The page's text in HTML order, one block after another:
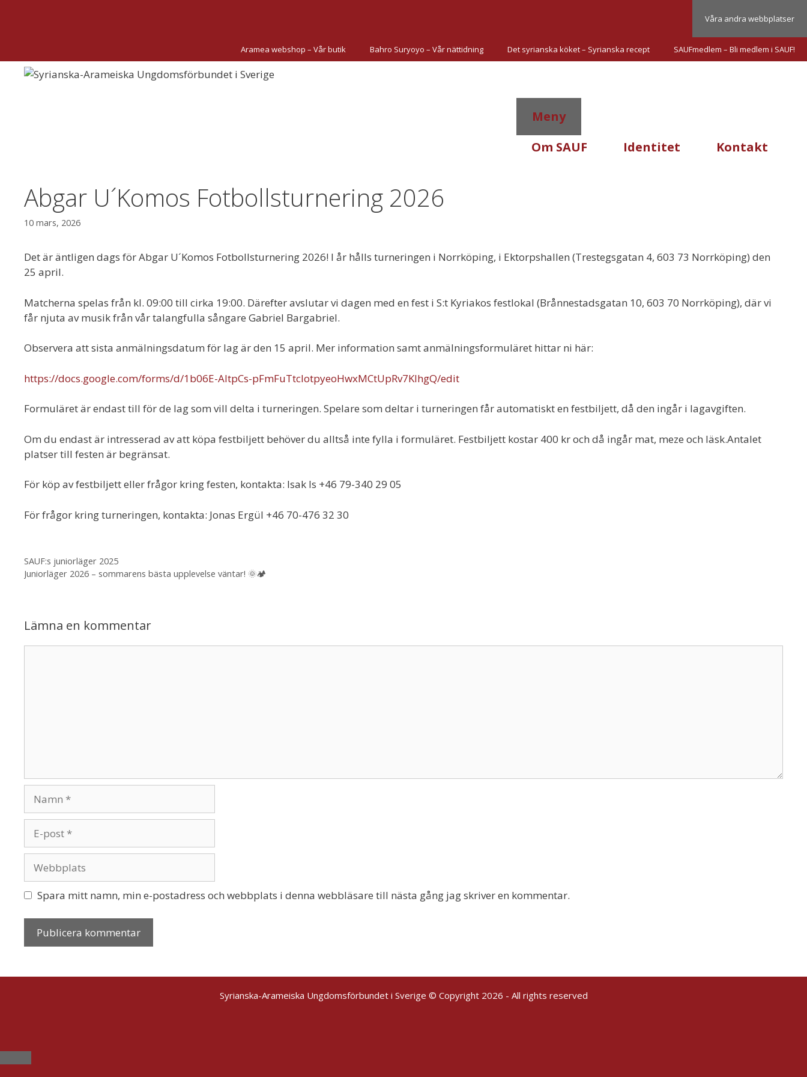
Våra andra webbplatser
Aramea webshop – Vår butik Bahro Suryoyo – Vår nättidning Det syrianska köket – Syrianska recept SAUFmedlem – Bli medlem i SAUF!
Meny
Om SAUF
Identitet Kontakt
Abgar U´Komos Fotbollsturnering 2026
10 mars, 2026
Det är äntligen dags för Abgar U´Komos Fotbollsturnering 2026! I år hålls turneringen i Norrköping, i Ektorpshallen (Trestegsgatan 4, 603 73 Norrköping) den
25 april.
Matcherna spelas från kl. 09:00 till cirka 19:00. Därefter avslutar vi dagen med en fest i S:t Kyriakos festlokal (Brånnestadsgatan 10, 603 70 Norrköping), där vi
får njuta av musik från vår talangfulla sångare Gabriel Bargabriel.
Observera att sista anmälningsdatum för lag är den 15 april. Mer information samt anmälningsformuläret hittar ni här:
https://docs.google.com/forms/d/1b06E-AltpCs-pFmFuTtcIotpyeoHwxMCtUpRv7KlhgQ/edit
Formuläret är endast till för de lag som vill delta i turneringen. Spelare som deltar i turneringen får automatiskt en festbiljett, då den ingår i lagavgiften.
Om du endast är intresserad av att köpa festbiljett behöver du alltså inte fylla i formuläret. Festbiljett kostar 400 kr och då ingår mat, meze och läsk.Antalet
platser till festen är begränsat.
För köp av festbiljett eller frågor kring festen, kontakta: Isak Is +46 79-340 29 05
För frågor kring turneringen, kontakta: Jonas Ergül +46 70-476 32 30
Inläggsnavigering
SAUF:s juniorläger 2025
Juniorläger 2026 – sommarens bästa upplevelse väntar! 🌞🏕️
Lämna en kommentar
post
Spara mitt namn, min e-postadress och webbplats i denna webbläsare till nästa gång jag skriver en kommentar.
Syrianska-Arameiska Ungdomsförbundet i Sverige © Copyright 2026 - All rights reserved
Stäng